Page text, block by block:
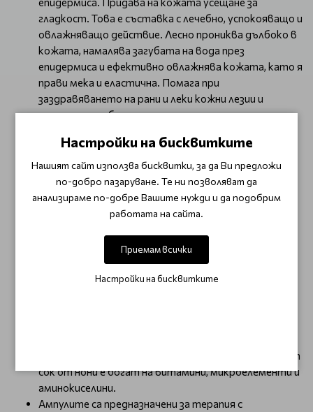
гладкост. Това е съставка с лечебно, успокояващо и
овлажняващо действие. Лесно прониква дълбоко в
кожата, намалява загубата на вода през
епидермиса и ефективно овлажнява кожата, като я
прави мека и еластична. Помага при
заздравяването на рани и леки кожни лезии и
лечението на белези.
свойства, инхибира процесите на стареене на
кожата и радикалното окисление на липидите в
епидермиса и дермата. Възстановява
естествената епидермална бариера и ефективно
предотвратява дразненето. Той инхибира
подобрявайки хидратацията на
кожата. Предотвратява възпалението, укрепва
стените на кръвоносните съдове и подобрява
овлажняващи и подхранващи съставки. Плодовият
сок от нони е богат на витамини, микроелементи и
аминокиселини.
Ампулите са предназначени за терапия с
Настройки на бисквитките
Нашият сайт използва бисквитки, за да Ви предложи
по-добро пазаруване. Те ни позволяват да
анализираме по-добре Вашите нужди и да подобрим
работата на сайта.
Приемам всички
Настройки на бисквитките